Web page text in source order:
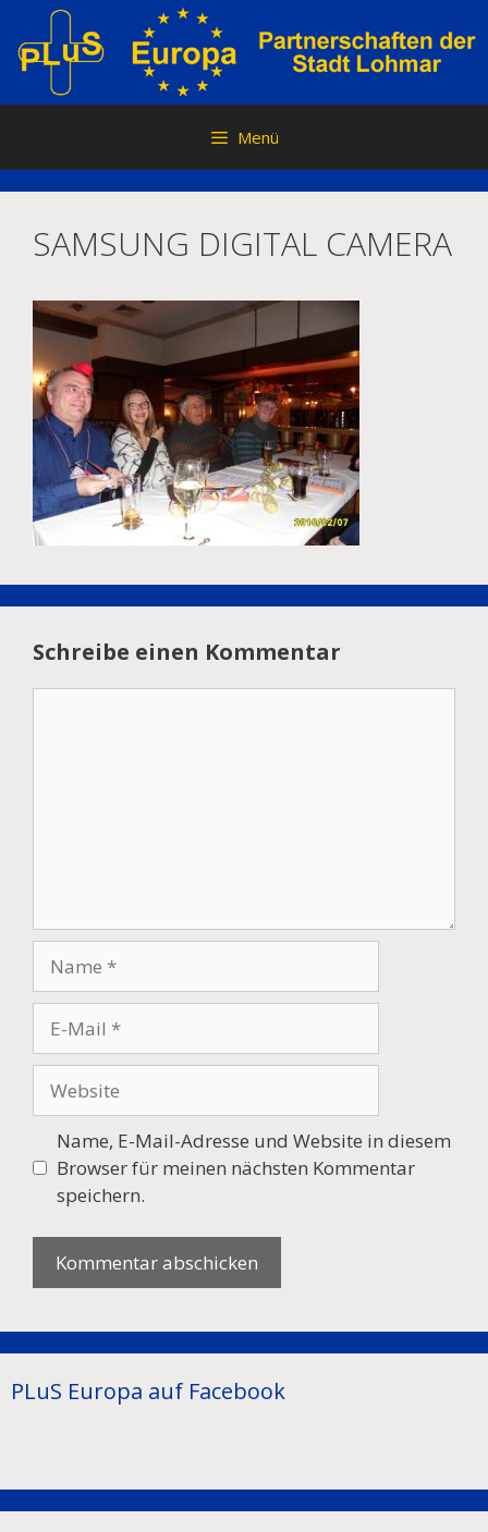
Inhalt
springen
Menü
SAMSUNG DIGITAL CAMERA
Schreibe einen Kommentar
Mail
Name, E-Mail-Adresse und Website in diesem
Browser für meinen nächsten Kommentar
speichern.
PLuS Europa auf Facebook